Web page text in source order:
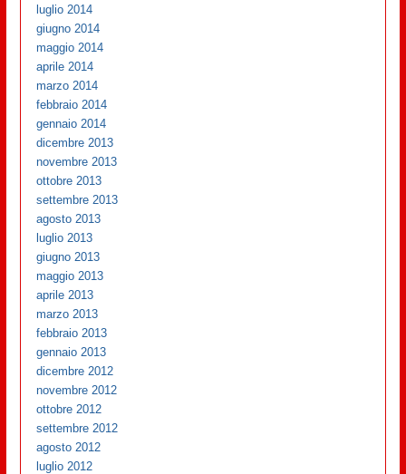
luglio 2014
giugno 2014
maggio 2014
aprile 2014
marzo 2014
febbraio 2014
gennaio 2014
dicembre 2013
novembre 2013
ottobre 2013
settembre 2013
agosto 2013
luglio 2013
giugno 2013
maggio 2013
aprile 2013
marzo 2013
febbraio 2013
gennaio 2013
dicembre 2012
novembre 2012
ottobre 2012
settembre 2012
agosto 2012
luglio 2012